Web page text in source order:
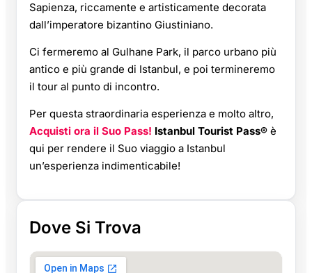
Sapienza, riccamente e artisticamente decorata
dall’imperatore bizantino Giustiniano.
Ci fermeremo al Gulhane Park, il parco urbano più
antico e più grande di Istanbul, e poi termineremo
il tour al punto di incontro.
Per questa straordinaria esperienza e molto altro,
Acquisti ora il Suo Pass! Istanbul Tourist Pass® è
qui per rendere il Suo viaggio a Istanbul
un’esperienza indimenticabile!
Dove Si Trova